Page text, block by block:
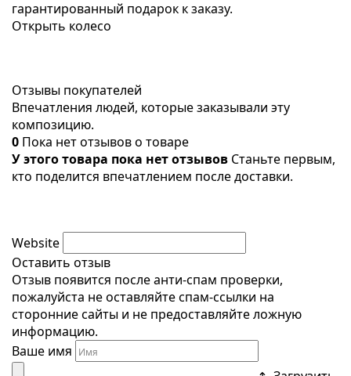
гарантированный подарок к заказу.
Открыть колесо
Отзывы покупателей
Впечатления людей, которые заказывали эту
композицию.
0 Пока нет отзывов о товаре
У этого товара пока нет отзывов Станьте первым,
кто поделится впечатлением после доставки.
Website
Оставить отзыв
Отзыв появится после анти-спам проверки,
пожалуйста не оставляйте спам-ссылки на
сторонние сайты и не предоставляйте ложную
информацию.
Ваше имя